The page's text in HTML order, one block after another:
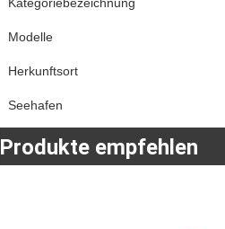
Modelle
Herkunftsort
Seehafen
Produkte empfehlen